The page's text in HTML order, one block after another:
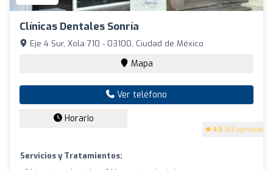
Clínicas Dentales Sonría
4.3 (63 opiniones)
Eje 4 Sur, Xola 710 - 03100, Ciudad de México
Mapa
Ver teléfono
Horario
Servicios y Tratamientos: